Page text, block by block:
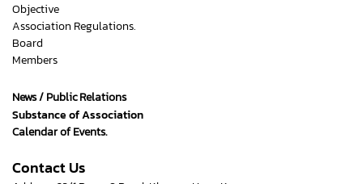
Objective
Association Regulations.
Board
Members
News / Public Relations
Substance of Association
Calendar of Events.
Contact Us